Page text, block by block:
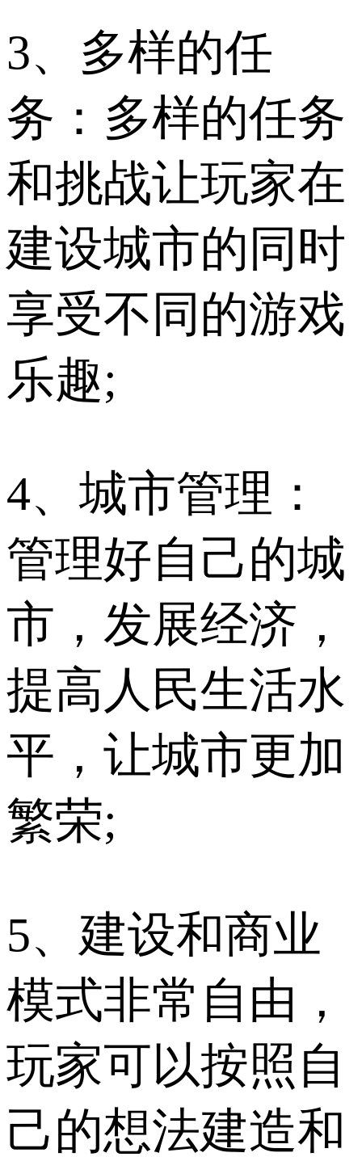
3、多样的任
务：多样的任务
和挑战让玩家在
建设城市的同时
享受不同的游戏
乐趣;
4、城市管理：
管理好自己的城
市，发展经济，
提高人民生活水
平，让城市更加
繁荣;
5、建设和商业
模式非常自由，
玩家可以按照自
己的想法建造和